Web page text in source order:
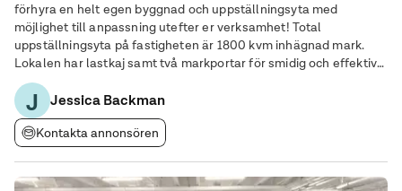
förhyra en helt egen byggnad och uppställningsyta med
möjlighet till anpassning utefter er verksamhet! Total
uppställningsyta på fastigheten är 1800 kvm inhägnad mark.
Lokalen har lastkaj samt två markportar för smidig och effektiv
varumottagning och lastning. Det finns även 15
parkeringsplatser i direkt anslutning till lokalen på
J Jessica Backman
Kontakta annonsören